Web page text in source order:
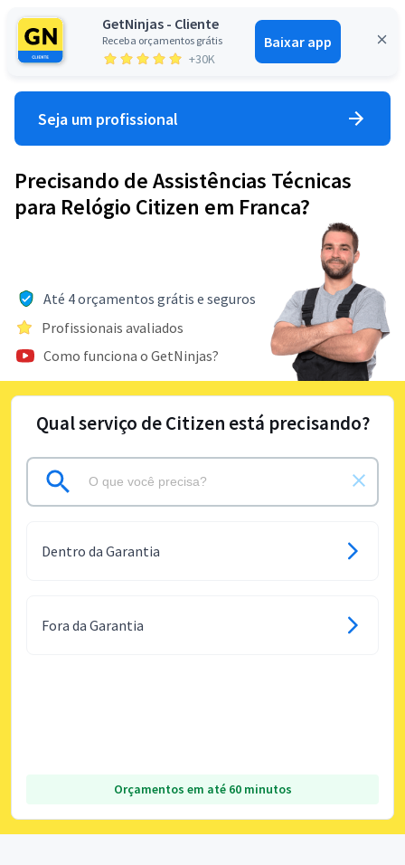
GetNinjas - Cliente
Receba orçamentos grátis
+30K
Baixar app
Entrar
Seja um profissional
Precisando de Assistências Técnicas
para Relógio Citizen em Franca?
Até 4 orçamentos grátis e seguros
Profissionais avaliados
Como funciona o GetNinjas?
Qual serviço de Citizen está precisando?
Dentro da Garantia
Fora da Garantia
Orçamentos em até 60 minutos